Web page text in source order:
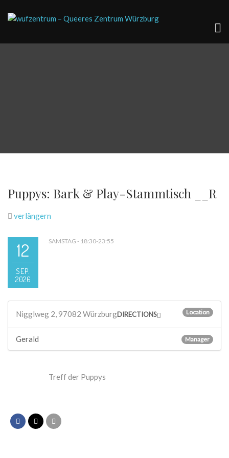
Puppys: Bark & Play-Stammtisch __R
verlängern
12
SEP.
2026
SAMSTAG - 18:30-23:55
Nigglweg 2, 97082 Würzburg Location
DIRECTIONS
Gerald Manager
Treff der Puppys